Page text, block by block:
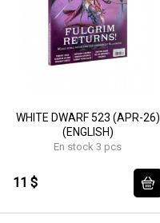
WHITE DWARF 523 (APR-26)
(ENGLISH)
En stock 3 pcs
11 $